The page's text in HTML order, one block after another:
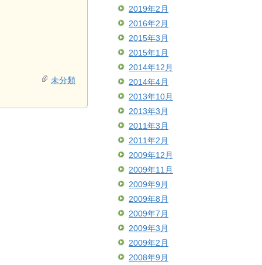
未分類
2019年2月
2016年2月
2015年3月
2015年1月
2014年12月
2014年4月
2013年10月
2013年3月
2011年3月
2011年2月
2009年12月
2009年11月
2009年9月
2009年8月
2009年7月
2009年3月
2009年2月
2008年9月